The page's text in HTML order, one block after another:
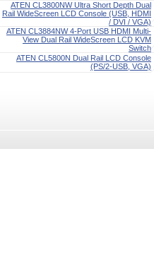
ATEN CL3800NW Ultra Short Depth Dual
Rail WideScreen LCD Console (USB, HDMI
/ DVI / VGA)
ATEN CL3884NW 4-Port USB HDMI Multi-
View Dual Rail WideScreen LCD KVM
Switch
ATEN CL5800N Dual Rail LCD Console
(PS/2-USB, VGA)